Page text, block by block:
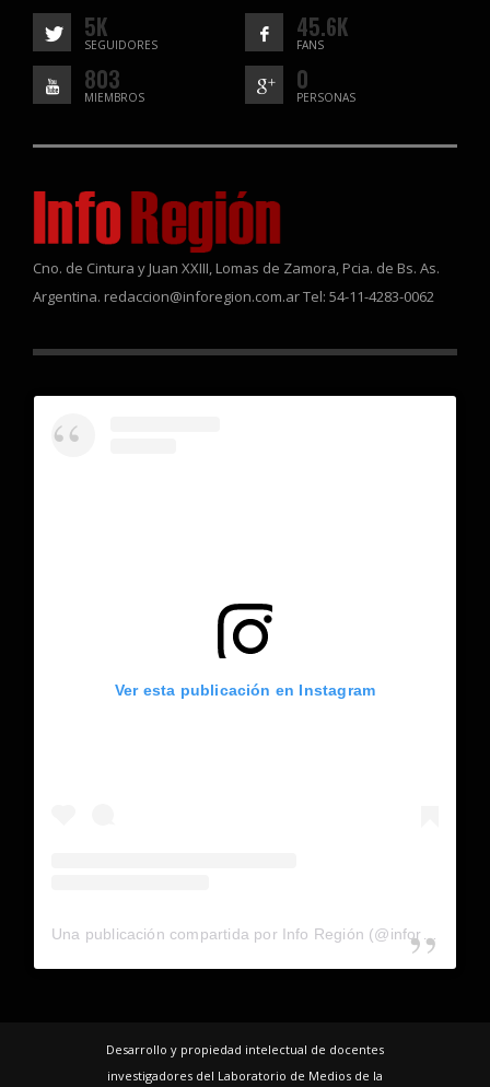
5K
SEGUIDORES
45.6K
FANS
803
MIEMBROS
0
PERSONAS
Cno. de Cintura y Juan XXIII, Lomas de Zamora, Pcia. de Bs. As.
Argentina. redaccion@inforegion.com.ar Tel: 54-11-4283-0062
Ver esta publicación en Instagram
Desarrollo y propiedad intelectual de docentes
investigadores del Laboratorio de Medios de la